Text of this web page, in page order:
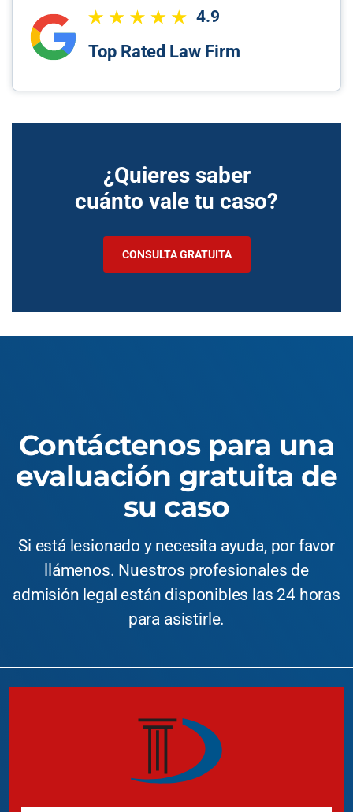
4.9
Top Rated Law Firm
¿Quieres saber
cuánto vale tu caso?
CONSULTA GRATUITA
Contáctenos para una
evaluación gratuita de
su caso
Si está lesionado y necesita ayuda, por favor
llámenos. Nuestros profesionales de
admisión legal están disponibles las 24 horas
para asistirle.